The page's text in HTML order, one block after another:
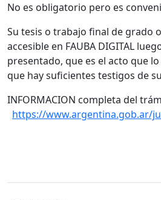
No es obligatorio pero es
Su tesis o trabajo final de grado
accesible en FAUBA DIGITAL
presentado, que es el acto que
que hay suficientes testigos de
INFORMACION completa del
https://www.argentina.gob.ar/